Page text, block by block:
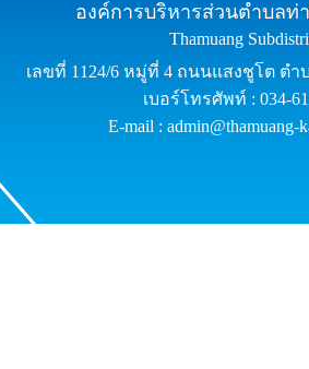
องค์การบริหารส่วนตำบลท่
Thamuang
เลขที่ 1124/6 หมู่ที่ 4 ถนนแสงชูโต ต
เบอร์โทรศัพท์ : 034-
E-mail : admin@thamuang-